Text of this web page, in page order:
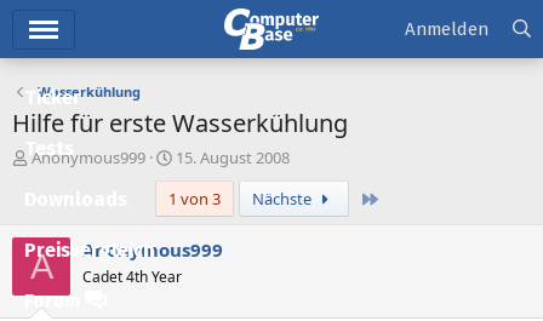
Ticker
Tests
Preisvergleich
Forum
Anmelden
Wasserkühlung
Hilfe für erste Wasserkühlung
E
e
l
e
Anonymous999
E
r
s
t
e
l
15. August 2008
1 von 3
Nächste
A Anonymous999
Cadet 4th Year